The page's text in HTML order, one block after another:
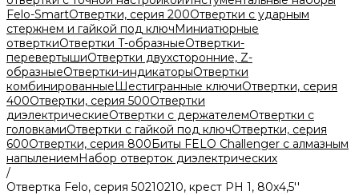
Felo-SmartОтвертки, серия 200Отвертки с ударным
стержнем и гайкой под ключМиниатюрные
отверткиОтвертки T-образныеОтвертки-
перевертышиОтвертки двухсторонние, Z-
образныеОтвертки-индикаторыОтвертки
комбинированныеШестигранные ключиОтвертки, серия
400Отвертки, серия 500Отвертки
диэлектрическиеОтвертки с держателемОтвертки с
головкамиОтвертки с гайкой под ключОтвертки, серия
600Отвертки, серия 800Биты FELO Challenger с алмазным
напылениемНабор отверток диэлектрических
/
Отвертка Felo, серия 50210210, крест PH 1, 80х4,5''